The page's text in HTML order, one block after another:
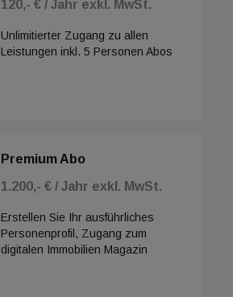
120,- € / Jahr exkl. MwSt.
Unlimitierter Zugang zu allen
Leistungen inkl. 5 Personen Abos
Premium Abo
1.200,- € / Jahr exkl. MwSt.
Erstellen Sie Ihr ausführliches
Personenprofil, Zugang zum
digitalen Immobilien Magazin